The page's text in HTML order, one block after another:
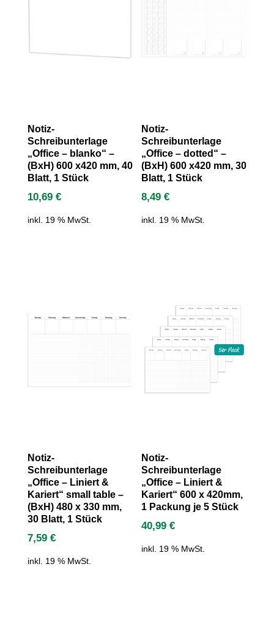
Notiz-
Schreibunterlage
„Office – blanko“ –
(BxH) 600 x420 mm, 40
Blatt, 1 Stück
10,69 €
inkl. 19 % MwSt.
Notiz-
Schreibunterlage
„Office – dotted“ –
(BxH) 600 x420 mm, 30
Blatt, 1 Stück
8,49€
inkl. 19 % MwSt.
Notiz-
Schreibunterlage
„Office – Liniert &
Kariert“ small table –
(BxH) 480 x 330 mm,
30 Blatt, 1 Stück
7,59 €
inkl. 19 % MwSt.
Notiz-
Schreibunterlage
„Office – Liniert &
Kariert“ 600 x 420mm,
1 Packung je 5 Stück
40,99€
inkl. 19 % MwSt.